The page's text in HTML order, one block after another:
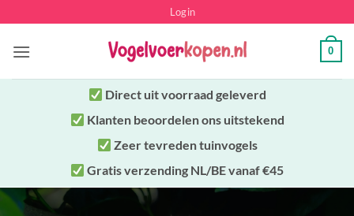
naar
inhoud
Login
0
Direct uitvoorraad geleverd
Klanten beoordelen ons uitstekend
Zeer tevreden tuinvogels
Gratis verzending NL/BE vanaf €45